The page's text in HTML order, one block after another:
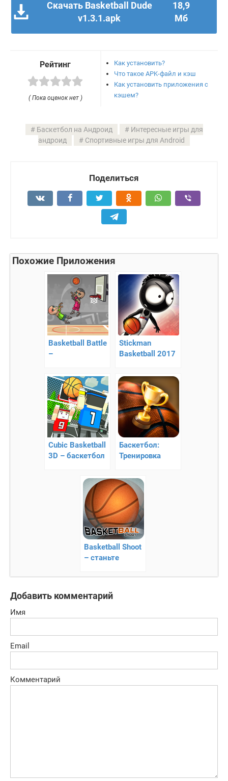
Скачать Basketball Dude
v1.3.1.apk
18,9
Мб
Рейтинг
( Пока оценок нет )
Как установить?
Что такое APK-файл и кэш
Как установить приложения с
кэшем?
Баскетбол на Андроид
Интересные игры для
андроид
Спортивные игры для Android
Поделиться
Похожие Приложения
Basketball Battle
–
баскетбол!
Stickman
Basketball 2017
баскетбол
Cubic Basketball
3D – баскетбол
мультиплеером
Баскетбол:
Тренировка
Basketball Shoot
– станьте
баскетболе
Добавить комментарий
Имя
Email
Комментарий